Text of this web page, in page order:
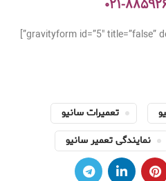
۰۲۱
تعمیرات سانیو
نمایندگی تعمیر سانیو